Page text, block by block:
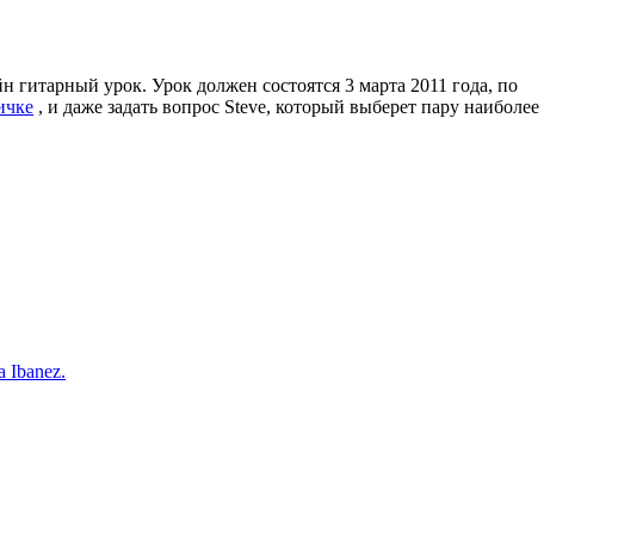
гитарный урок. Урок должен состоятся 3 марта 2011 года, по
, и даже задать вопрос Steve, который выберет пару наиболее
Ibanez.